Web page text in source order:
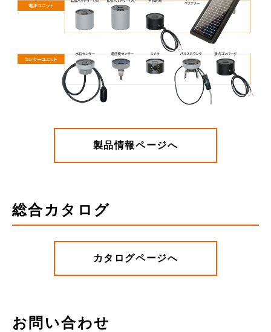
製品情報ページへ
総合カタログ
カタログページへ
お問い合わせ